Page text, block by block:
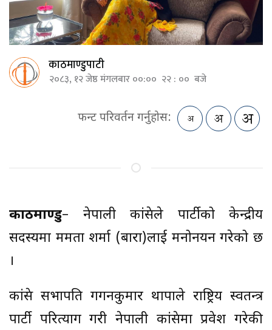
काठमाण्डुपाटी
२०८३, १२ जेष्ठ मंगलबार ००:०० २२ : ०० बजे
फन्ट परिवर्तन गर्नुहोस:
काठमाण्डु– नेपाली कांग्रेसले पार्टीको केन्द्रीय
सदस्यमा ममता शर्मा (बारा)लाई मनोनयन गरेको छ
।
कांग्रेस सभापति गगनकुमार थापाले राष्ट्रिय स्वतन्त्र
पार्टी परित्याग गरी नेपाली कांग्रेसमा प्रवेश गरेकी